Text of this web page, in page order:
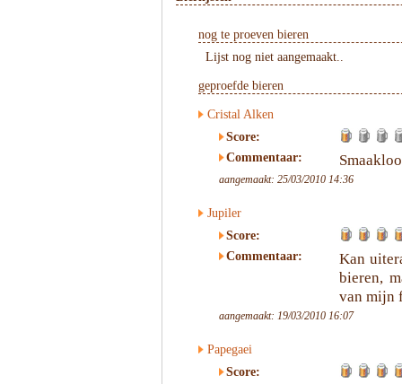
nog te proeven bieren
Lijst nog niet aangemaakt..
geproefde bieren
Cristal Alken
Score:
Commentaar:
aangemaakt: 25/03/2010 14:36
Jupiler
Score:
Commentaar:
Kan
bieren,
van mijn
aangemaakt: 19/03/2010 16:07
Papegaei
Score: